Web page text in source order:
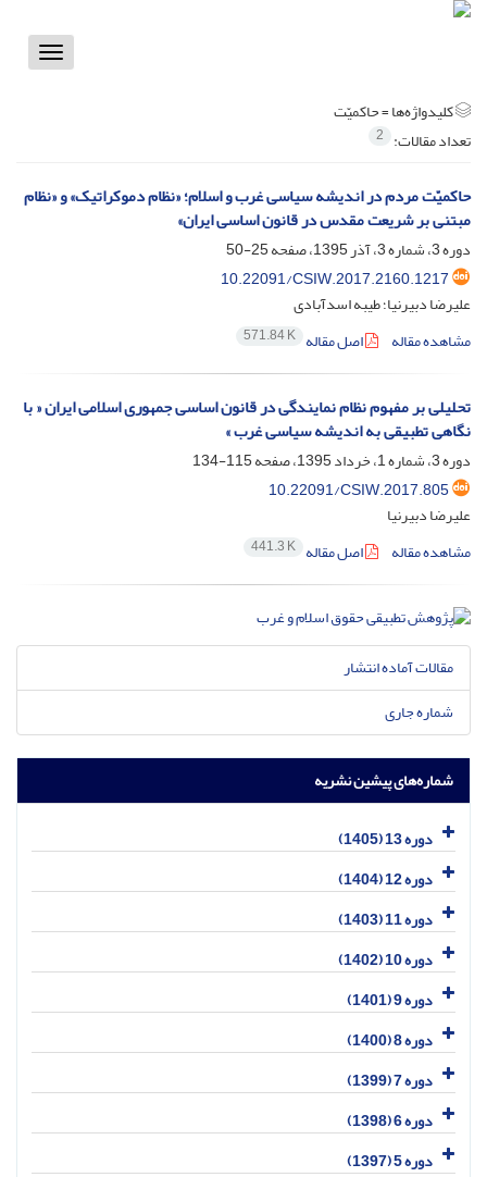
Toggle
کلیدواژه‌ها =حاکمیّت
تعداد مقالات: 2
حاکمیّت مردم در اندیشه سیاسی غرب و اسلام؛ «نظام دموکراتیک» و «نظام
مبتنی بر شریعت مقدس در قانون اساسی ایران»
دوره 3، شماره 3، آذر 1395، صفحه
25-50
10.22091/CSIW.2017.2160.1217
علیرضا دبیرنیا؛ طیبه اسدآبادی
مشاهده مقاله
اصل مقاله 571.84 K
تحلیلی بر مفهوم نظام نمایندگی در قانون اساسی جمهوری اسلامی ایران « با
نگاهی تطبیقی به اندیشه سیاسی غرب »
دوره 3، شماره 1، خرداد 1395، صفحه
115-134
10.22091/CSIW.2017.805
علیرضا دبیرنیا
مشاهده مقاله
اصل مقاله 441.3 K
مقالات آماده انتشار
شماره جاری
شماره‌های پیشین نشریه
دوره 13 (1405)
دوره 12 (1404)
دوره 11 (1403)
دوره 10 (1402)
دوره 9 (1401)
دوره 8 (1400)
دوره 7 (1399)
دوره 6 (1398)
دوره 5 (1397)